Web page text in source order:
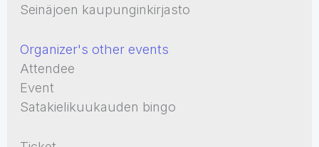
Seinäjoen kaupunginkirjasto
Organizer's other events
Attendee
Event
Satakielikuukauden bingo